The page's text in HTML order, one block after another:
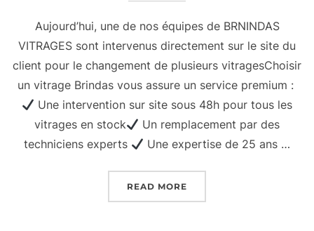
Aujourd’hui, une de nos équipes de BRNINDAS
VITRAGES sont intervenus directement sur le site du
client pour le changement de plusieurs vitragesChoisir
un vitrage Brindas vous assure un service premium :
Une intervention sur site sous 48h pour tous les
vitrages en stock
Un remplacement par des
techniciens experts
Une expertise de 25 ans …
READ MORE